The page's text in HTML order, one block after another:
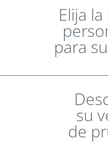
Elija
para
su
de